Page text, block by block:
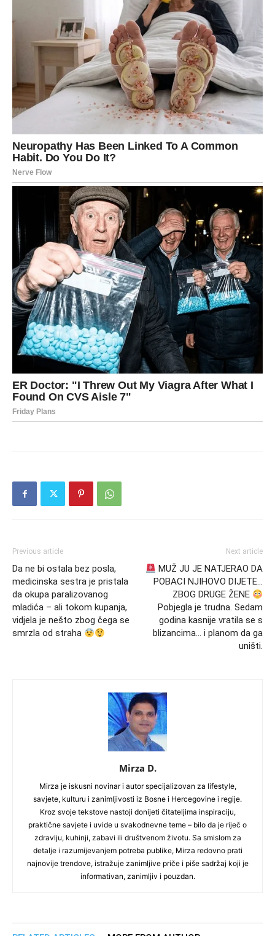
Previous article
Da ne bi ostala bez posla,
medicinska sestra je pristala
da okupa paralizovanog
mladića – ali tokom kupanja,
vidjela je nešto zbog čega se
smrzla od straha
Next article
MUŽ JU JE NATJERAO DA
POBACI NJIHOVO DIJETE…
ZBOG DRUGE ŽENE
Pobjegla je trudna. Sedam
godina kasnije vratila se s
blizancima… i planom da ga
uništi.
Mirza D.
Mirza je iskusni novinar i autor specijalizovan za lifestyle,
savjete, kulturu i zanimljivosti iz Bosne i Hercegovine i regije.
Kroz svoje tekstove nastoji donijeti čitateljima inspiraciju,
praktične savjete i uvide u svakodnevne teme – bilo da je riječ o
zdravlju, kuhinji, zabavi ili društvenom životu. Sa smislom za
detalje i razumijevanjem potreba publike, Mirza redovno prati
najnovije trendove, istražuje zanimljive priče i piše sadržaj koji je
informativan, zanimljiv i pouzdan.